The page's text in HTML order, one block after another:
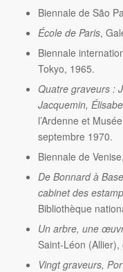
Biennale de São
École de Paris,
Biennale
Tokyo, 1965.
Quatre graveurs :
Jacquemin,
l’Ardenne et
septembre 1970.
Biennale de
De Bonnard à
cabinet des
Bibliothèque
Un arbre, une
Saint-Léon
Vingt graveurs,